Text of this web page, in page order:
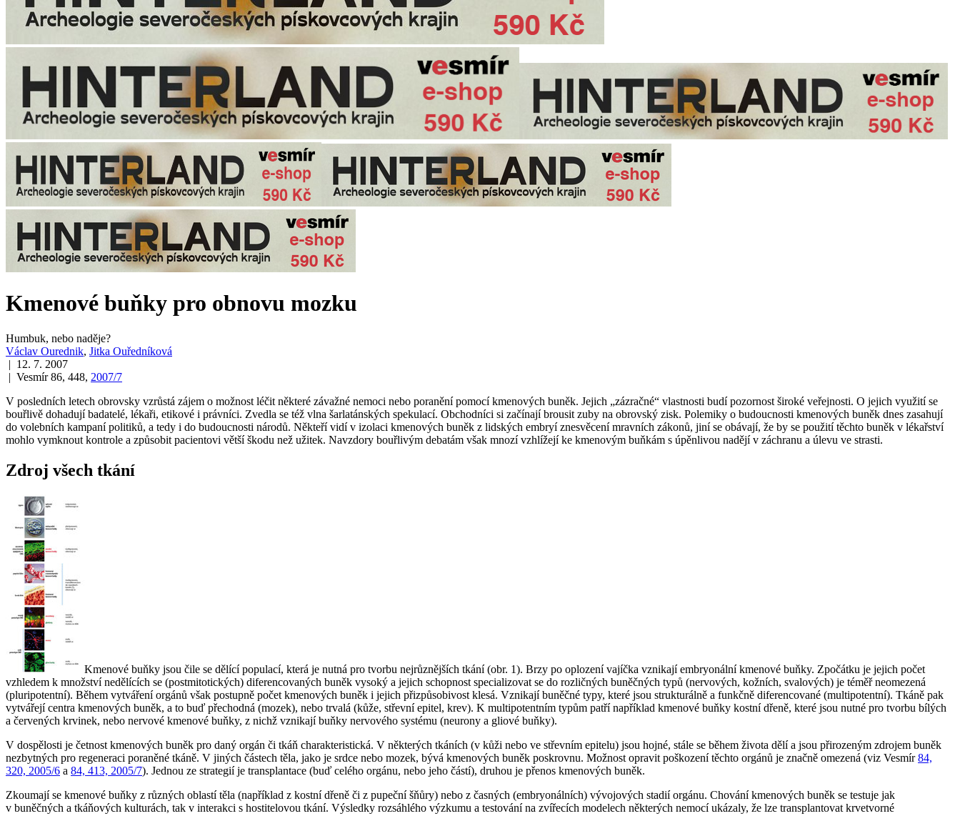
Kmenové buňky pro obnovu mozku
Humbuk, nebo naděje?
Václav Ourednik, Jitka Ouředníková
| 12. 7. 2007
| Vesmír 86, 448, 2007/7
V posledních letech obrovsky vzrůstá zájem o možnost léčit některé závažné nemoci nebo poranění pomocí kmenových buněk. Jejich „zázračné“ vlastnosti budí pozornost široké veřejnosti. O jejich využití se
bouřlivě dohadují badatelé, lékaři, etikové i právníci. Zvedla se též vlna šarlatánských spekulací. Obchodníci si začínají brousit zuby na obrovský zisk. Polemiky o budoucnosti kmenových buněk dnes zasahují
do volebních kampaní politiků, a tedy i do budoucnosti národů. Někteří vidí v izolaci kmenových buněk z lidských embryí znesvěcení mravních zákonů, jiní se obávají, že by se použití těchto buněk v lékařství
mohlo vymknout kontrole a způsobit pacientovi větší škodu než užitek. Navzdory bouřlivým debatám však mnozí vzhlížejí ke kmenovým buňkám s úpěnlivou nadějí v záchranu a úlevu ve strasti.
Zdroj všech tkání
Kmenové buňky jsou čile se dělící populací, která je nutná pro tvorbu nejrůznějších tkání (obr. 1). Brzy po oplození vajíčka vznikajíembryonální kmenové buňky. Zpočátku je jejich počet
vzhledem k množství nedělících se (postmitotických) diferencovaných buněk vysoký a jejich schopnost specializovat se do rozličných buněčných typů (nervových, kožních, svalových) je téměř neomezená
(pluripotentní). Během vytváření orgánů však postupně počet kmenových buněk i jejich přizpůsobivost klesá. Vznikají buněčné typy, které jsou strukturálně a funkčně diferencované (multipotentní). Tkáně pak
vytvářejí centra kmenových buněk, a to buď přechodná (mozek), nebo trvalá (kůže, střevní epitel, krev). K multipotentním typům patří například kmenové buňky kostní dřeně, které jsou nutné pro tvorbu bílých
a červených krvinek, nebo nervové kmenové buňky, z nichž vznikají buňky nervového systému (neurony a gliové buňky).
V dospělosti je četnost kmenových buněk pro daný orgán či tkáň charakteristická. V některých tkáních (v kůži nebo ve střevním epitelu) jsou hojné, stále se během života dělí a jsou přirozeným zdrojem buněk
nezbytných pro regeneraci poraněné tkáně. V jiných částech těla, jako je srdce nebo mozek, bývá kmenových buněk poskrovnu. Možnost opravit poškození těchto orgánů je značně omezená (viz Vesmír84,
320, 2005/6 a 84, 413, 2005/7). Jednou ze strategií je transplantace (buď celého orgánu, nebo jeho částí), druhou je přenos kmenových buněk.
Zkoumají se kmenové buňky z různých oblastí těla (například z kostní dřeně či z pupeční šňůry) nebo z časných (embryonálních) vývojových stadií orgánu. Chování kmenových buněk se testuje jak
v buněčných a tkáňových kulturách, tak v interakci s hostitelovou tkání. Výsledky rozsáhlého výzkumu a testování na zvířecích modelech některých nemocí ukázaly, že lze transplantovat krvetvorné